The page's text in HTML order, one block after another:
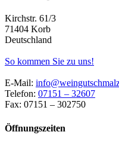
Kirchstr. 61/3
71404 Korb
Deutschland
So kommen Sie zu uns!
E-Mail:
Telefon: 07151 – 32607
Fax: 07151 – 302750
Öffnungszeiten